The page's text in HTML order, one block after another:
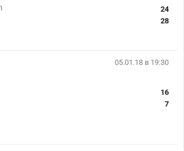
24
28
05.01.18 в 19:30
16
7